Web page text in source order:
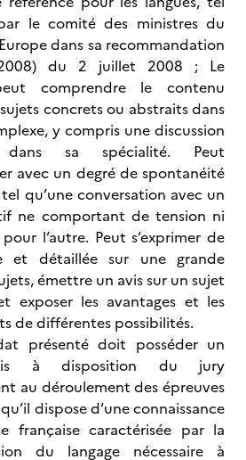
le comité des ministres du
dans sa recommandation
du 2 juillet 2008 ; Le
comprendre le contenu
concrets ou abstraits dans
y compris une discussion
dans sa spécialité. Peut
avec un degré de spontanéité
tel qu’une conversation avec un
ne comportant de tension ni
l’autre. Peut s’exprimer de
et détaillée sur une grande
émettre un avis sur un sujet
exposer les avantages et les
de différentes possibilités.
présenté doit posséder un
à disposition du jury
au déroulement des épreuves
dispose d’une connaissance
française caractérisée par la
du langage nécessaire à